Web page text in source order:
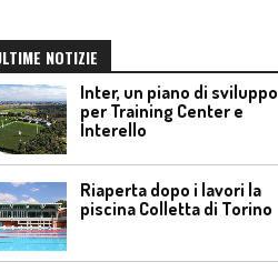
NOTIZIE
Inter, un piano di sviluppo
per Training Center e
Interello
Riaperta dopo i lavori la
piscina Colletta di Torino